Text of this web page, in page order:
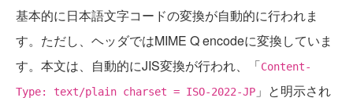
基本的に日本語文字コードの変換が自動的に行われま
す。ただし、ヘッダではMIME Q encodeに変換していま
す。本文は、自動的にJIS変換が行われ、「Content-
Type: text/plain charset = ISO-2022-JP 」と明示され